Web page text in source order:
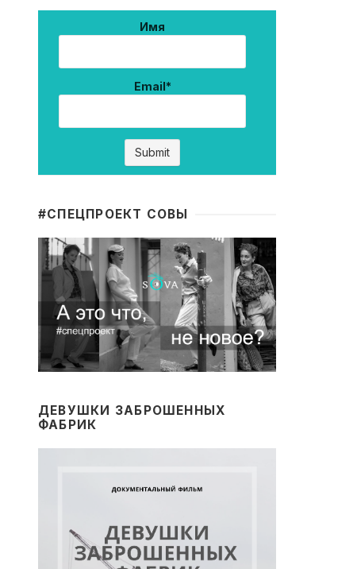
Имя
Email*
#CПЕЦПРОЕКТ СОВЫ
ДЕВУШКИ ЗАБРОШЕННЫХ
ФАБРИК